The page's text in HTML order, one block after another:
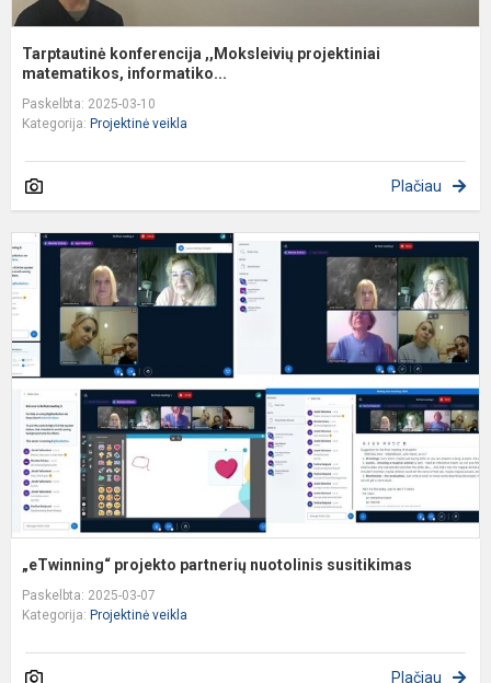
Tarptautinė konferencija ,,Moksleivių projektiniai
matematikos, informatiko...
Paskelbta: 2025-03-10
Kategorija: Projektinė veikla
Plačiau
„eTwinning“ projekto partnerių nuotolinis susitikimas
Paskelbta: 2025-03-07
Kategorija: Projektinė veikla
Plačiau